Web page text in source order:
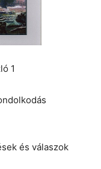
1
és válaszok